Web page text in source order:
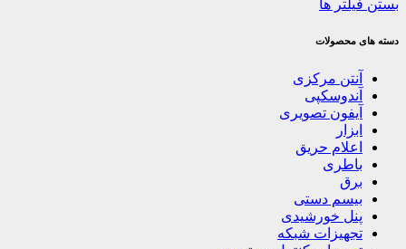
بستن فیلتر ها
دسته های محصولات
آنتن مرکزی
آندوسکپی
آیفون تصویری
ابزار
اعلام حریق
باطری
برق
بیسم دستی
پنل خورشیدی
تجهیزات شبکه